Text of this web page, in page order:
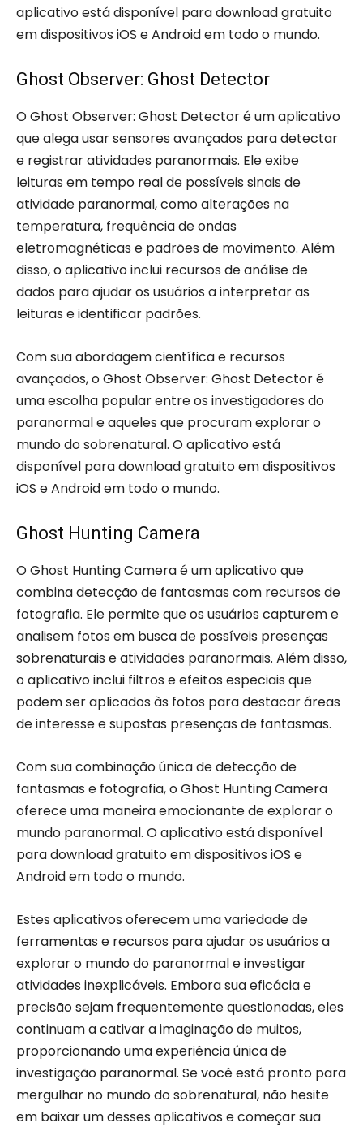
aplicativo está disponível para download gratuito
em dispositivos iOS e Android em todo o mundo.
Ghost Observer: Ghost Detector
O Ghost Observer: Ghost Detector é um aplicativo
que alega usar sensores avançados para detectar
e registrar atividades paranormais. Ele exibe
leituras em tempo real de possíveis sinais de
atividade paranormal, como alterações na
temperatura, frequência de ondas
eletromagnéticas e padrões de movimento. Além
disso, o aplicativo inclui recursos de análise de
dados para ajudar os usuários a interpretar as
leituras e identificar padrões.
Com sua abordagem científica e recursos
avançados, o Ghost Observer: Ghost Detector é
uma escolha popular entre os investigadores do
paranormal e aqueles que procuram explorar o
mundo do sobrenatural. O aplicativo está
disponível para download gratuito em dispositivos
iOS e Android em todo o mundo.
Ghost Hunting Camera
O Ghost Hunting Camera é um aplicativo que
combina detecção de fantasmas com recursos de
fotografia. Ele permite que os usuários capturem e
analisem fotos em busca de possíveis presenças
sobrenaturais e atividades paranormais. Além disso,
o aplicativo inclui filtros e efeitos especiais que
podem ser aplicados às fotos para destacar áreas
de interesse e supostas presenças de fantasmas.
Com sua combinação única de detecção de
fantasmas e fotografia, o Ghost Hunting Camera
oferece uma maneira emocionante de explorar o
mundo paranormal. O aplicativo está disponível
para download gratuito em dispositivos iOS e
Android em todo o mundo.
Estes aplicativos oferecem uma variedade de
ferramentas e recursos para ajudar os usuários a
explorar o mundo do paranormal e investigar
atividades inexplicáveis. Embora sua eficácia e
precisão sejam frequentemente questionadas, eles
continuam a cativar a imaginação de muitos,
proporcionando uma experiência única de
investigação paranormal. Se você está pronto para
mergulhar no mundo do sobrenatural, não hesite
em baixar um desses aplicativos e começar sua